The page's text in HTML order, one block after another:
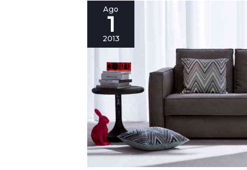
Ago
1
2013
Scoperto
nuovo
divano
letto.
Robinson.